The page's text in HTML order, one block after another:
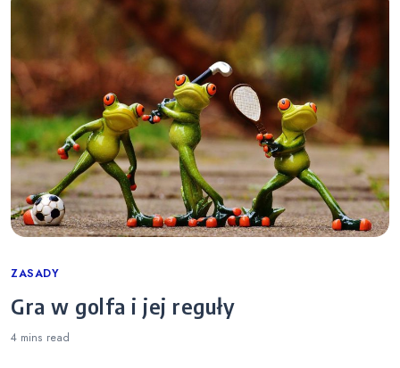
Categories
ZASADY
Gra w golfa i jej reguły
4 mins read